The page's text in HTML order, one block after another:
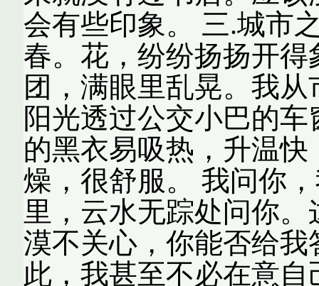
会有些印象。 三.城市
春。花，纷纷扬扬开
团，满眼里乱晃。我
阳光透过公交小巴的
的黑衣易吸热，升温
燥，很舒服。 我问你
里，云水无踪处问你
漠不关心，你能否给
此，我甚至不必在意